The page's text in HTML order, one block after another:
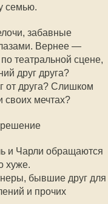
семью.
забавные
Вернее —
театральной сцене,
друг друга?
от друга? Слишком
своих мечтах?
решение
и Чарли обращаются
хуже.
бывшие друг для
и прочих